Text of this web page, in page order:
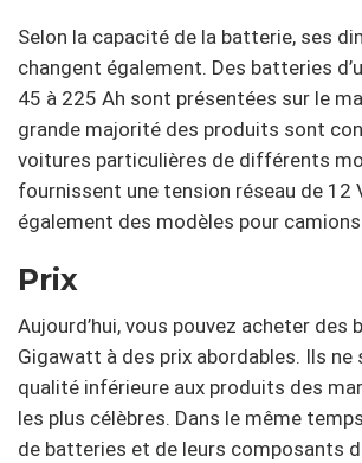
Selon la capacité de la batterie, ses
changent également. Des batteries
45 à 225 Ah sont présentées sur le
grande majorité des produits sont
voitures particulières de différents
fournissent une tension réseau de 12
également des modèles pour
Prix
Aujourd’hui, vous pouvez acheter des
Gigawatt à des prix abordables. Ils ne
qualité inférieure aux produits des
les plus célèbres. Dans le même
de batteries et de leurs composants